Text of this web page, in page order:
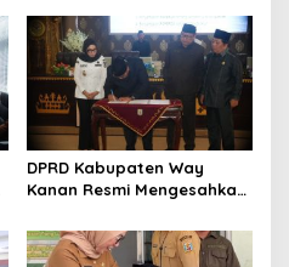
Lampung
DPRD Kabupaten Way
Kanan Resmi Mengesahkan